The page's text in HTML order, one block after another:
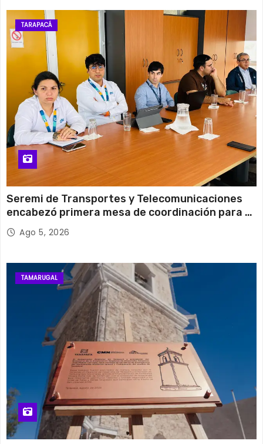
13 de agosto
Jueves 29°C
14 de agosto
Viernes 29°C
TARAPACÁ
Seremi de Transportes y Telecomunicaciones
encabezó primera mesa de coordinación para el
retiro de cables en desuso en Iquique
Ago 5, 2026
TAMARUGAL